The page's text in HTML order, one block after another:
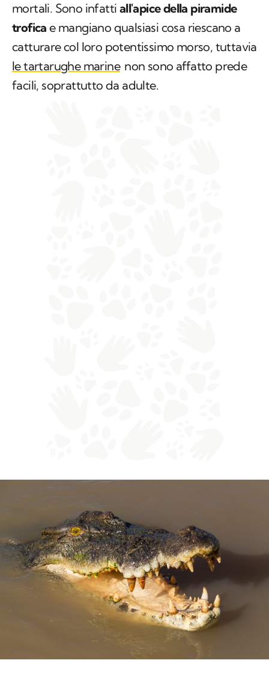
mortali. Sono infatti all'apice della piramide
trofica e mangiano qualsiasi cosa riescano a
catturare col loro potentissimo morso, tuttavia
le tartarughe marine non sono affatto prede
facili, soprattutto da adulte.